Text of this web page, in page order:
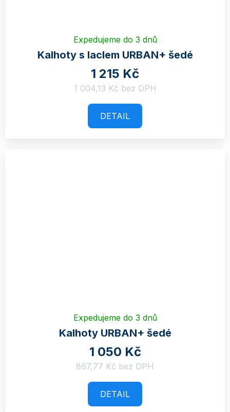
Expedujeme do 3 dnů
Kalhoty s laclem URBAN+ šedé
1 215 Kč
1 004,13 Kč bez DPH
DETAIL
Expedujeme do 3 dnů
Kalhoty URBAN+ šedé
1 050 Kč
867,77 Kč bez DPH
DETAIL